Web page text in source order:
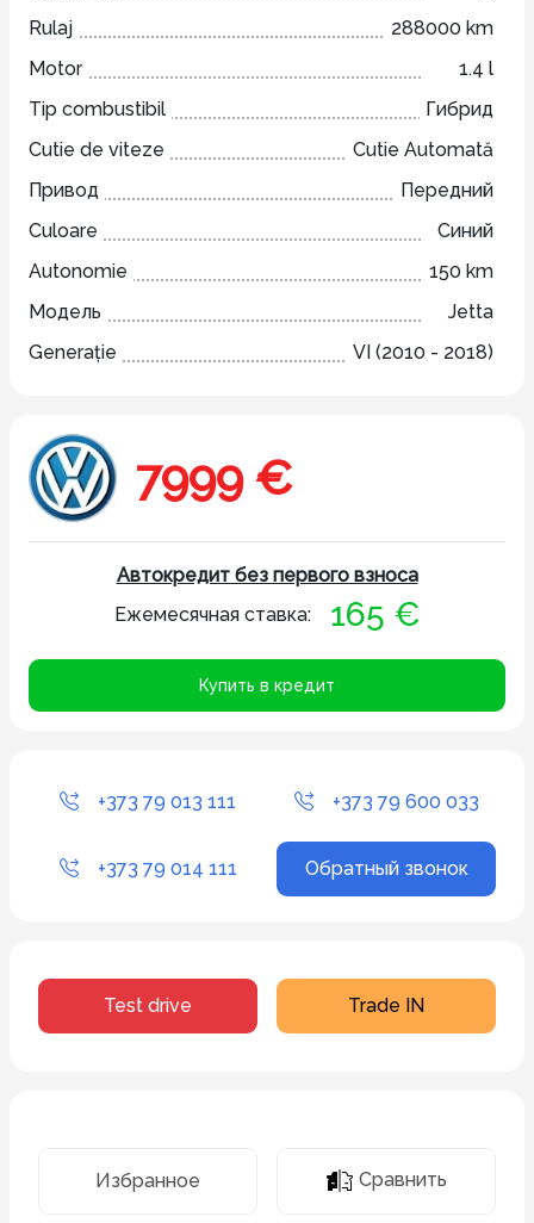
Rulaj
288000 km
Motor
1.4 l
Tip combustibil
Гибрид
Cutie de viteze
Cutie Automată
Привод
Передний
Culoare
Синий
Autonomie
150 km
Модель
Jetta
Generație
VI (2010 - 2018)
7999 €
Автокредит без первого взноса
Ежемесячная ставка:
165 €
Купить в кредит
+373 79 013 111 +373 79 600 033
+373 79 014 111 Обратный звонок
Test drive Trade IN
Избранное Сравнить